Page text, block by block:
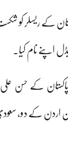
کے ریسلر
اپنے نام کیا۔
میں پاکستان
اردن کے دو،